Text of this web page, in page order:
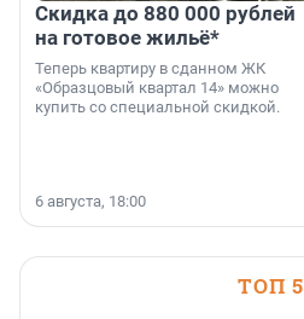
Скидка до 880 000 рублей
на готовое жильё*
Теперь квартиру в сданном ЖК
«Образцовый квартал 14» можно
купить со специальной скидкой.
6 августа, 18:00
ТОП 5